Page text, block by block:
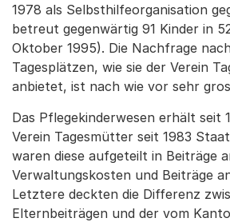
1978 als Selbsthilfeorganisation
betreut gegenwärtig 91 Kinder in
Oktober 1995). Die Nachfrage
Tagesplätzen, wie sie der Verein
anbietet, ist nach wie vor sehr
Das Pflegekinderwesen erhält seit
Verein Tagesmütter seit 1983
waren diese aufgeteilt in Beiträge
Verwaltungskosten und Beiträge
Letztere deckten die Differenz
Elternbeiträgen und der vom